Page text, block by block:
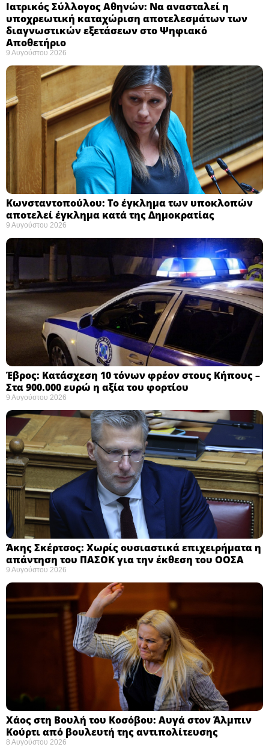
Ιατρικός Σύλλογος Αθηνών: Να ανασταλεί η
υποχρεωτική καταχώριση αποτελεσμάτων των
διαγνωστικών εξετάσεων στο Ψηφιακό
Αποθετήριο ​
9 Αυγούστου 2026
Κωνσταντοπούλου: Το έγκλημα των υποκλοπών
αποτελεί έγκλημα κατά της Δημοκρατίας ​
9 Αυγούστου 2026
Έβρος: Κατάσχεση 10 τόνων φρέον στους Κήπους –
Στα 900.000 ευρώ η αξία του φορτίου ​
9 Αυγούστου 2026
Άκης Σκέρτσος: Χωρίς ουσιαστικά επιχειρήματα η
απάντηση του ΠΑΣΟΚ για την έκθεση του ΟΟΣΑ ​
9 Αυγούστου 2026
Χάος στη Βουλή του Κοσόβου: Αυγά στον Άλμπιν
Κούρτι από βουλευτή της αντιπολίτευσης
8 Αυγούστου 2026